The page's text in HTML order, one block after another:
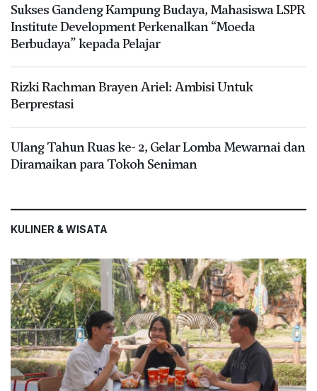
Sukses Gandeng Kampung Budaya, Mahasiswa LSPR
Institute Development Perkenalkan “Moeda
Berbudaya” kepada Pelajar
Rizki Rachman Brayen Ariel: Ambisi Untuk
Berprestasi
Ulang Tahun Ruas ke- 2, Gelar Lomba Mewarnai dan
Diramaikan para Tokoh Seniman
KULINER & WISATA